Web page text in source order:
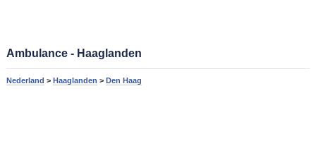
Ambulance - Haaglanden
Nederland > Haaglanden > Den Haag